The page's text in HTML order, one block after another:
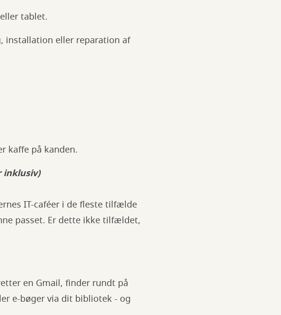
tablet.
installation eller reparation af
kaffe på kanden.
inklusiv)
IT-caféer i de fleste tilfælde
passet. Er dette ikke tilfældet,
en Gmail, finder rundt på
e-bøger via dit bibliotek - og